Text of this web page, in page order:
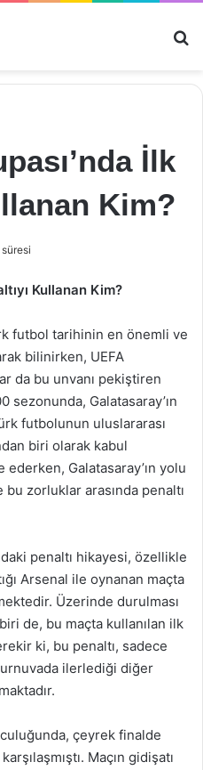
İlk
Kim?
Kullanan Kim?
futbol tarihinin en önemli ve
bilinirken, UEFA
da bu unvanı pekiştiren
Galatasaray’ın
futbolunun uluslararası
biri olarak kabul
ederken, Galatasaray’ın yolu
zorluklar arasında penaltı
penaltı hikayesi, özellikle
Arsenal ile oynanan maçta
Üzerinde durulması
de, bu maçta kullanılan ilk
ki, bu penaltı, sadece
ilerlediği diğer
çeyrek finalde
Maçın gidişatı